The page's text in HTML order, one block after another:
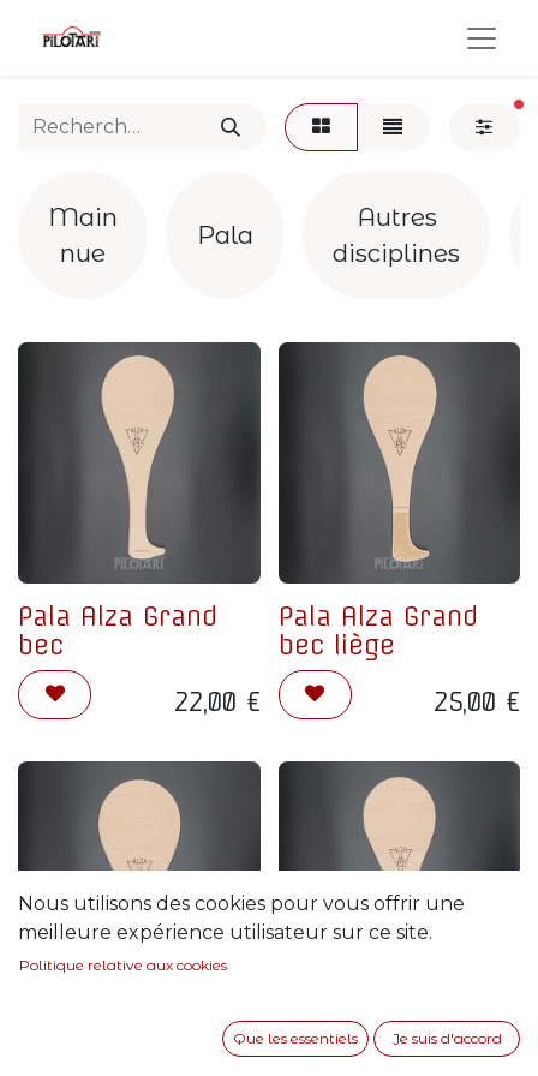
Main
nue
Pala
Autres
disciplines
Pala Alza Grand
bec
22,00 €
Pala Alza Grand
bec liège
25,00 €
Pala Alza Petit bec
Pala Alza Petit bec
liège
Nous utilisons des cookies pour vous offrir une
meilleure expérience utilisateur sur ce site.
Politique relative aux cookies
Que les essentiels Je suis d'accord